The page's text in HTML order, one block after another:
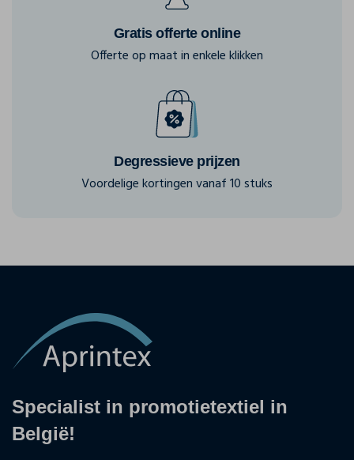
Gratis offerte online
Offerte op maat in enkele klikken
Degressieve prijzen
Voordelige kortingen vanaf 10 stuks
Specialist in promotietextiel in
België!